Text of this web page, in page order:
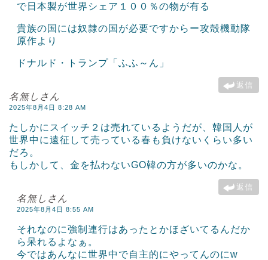
で日本製が世界シェア１００％の物が有る
貴族の国には奴隷の国が必要ですからー攻殻機動隊
原作より
ドナルド・トランプ「ふふ～ん」
返信
名無しさん
2025年8月4日 8:28 AM
たしかにスイッチ２は売れているようだが、韓国人が
世界中に遠征して売っている春も負けないくらい多い
だろ。
もしかして、金を払わないGO韓の方が多いのかな。
返信
名無しさん
2025年8月4日 8:55 AM
それなのに強制連行はあったとかほざいてるんだか
ら呆れるよなぁ。
今ではあんなに世界中で自主的にやってんのにw